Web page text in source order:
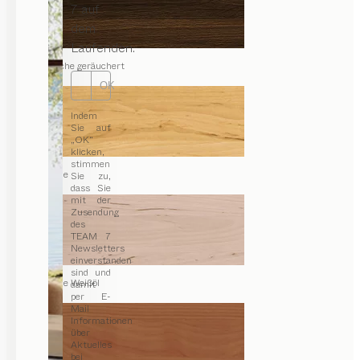
7 auf
dem
Laufenden.
OK
Indem
Sie auf
„OK“
klicken,
stimmen
Sie zu,
dass Sie
mit der
Zusendung
des
TEAM 7
Newsletters
einverstanden
sind und
damit
per E-
Mail
Informationen
über
Aktuelles
bei
Eiche geräuchert
Erle
Erle Weißöl